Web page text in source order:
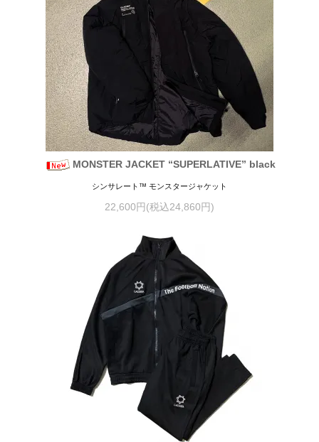
MONSTER JACKET “SUPERLATIVE” black
シンサレート™ モンスタージャケット
22,600円(税込24,860円)